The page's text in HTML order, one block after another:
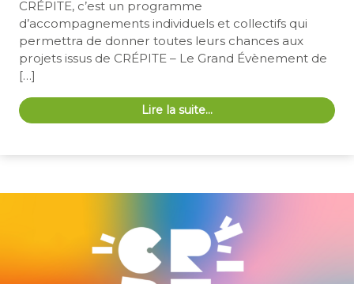
CRÉPITE, c’est un programme
d’accompagnements individuels et collectifs qui
permettra de donner toutes leurs chances aux
projets issus de CRÉPITE – Le Grand Évènement de
[…]
Lire la suite…